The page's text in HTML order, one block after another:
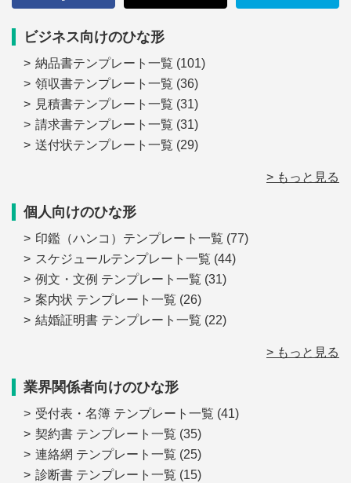
ビジネス向けのひな形
納品書テンプレート一覧 (101)
領収書テンプレート一覧 (36)
見積書テンプレート一覧 (31)
請求書テンプレート一覧 (31)
送付状テンプレート一覧 (29)
> もっと見る
個人向けのひな形
印鑑（ハンコ）テンプレート一覧 (77)
スケジュールテンプレート一覧 (44)
例文・文例 テンプレート一覧 (31)
案内状 テンプレート一覧 (26)
結婚証明書 テンプレート一覧 (22)
> もっと見る
業界関係者向けのひな形
受付表・名簿 テンプレート一覧 (41)
契約書 テンプレート一覧 (35)
連絡網 テンプレート一覧 (25)
診断書 テンプレート一覧 (15)